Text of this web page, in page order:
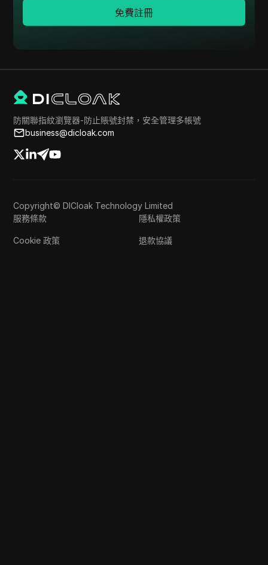
免費註冊
防關聯指紋瀏覽器-防止賬號封禁，安全管理多帳號
business@dicloak.com
Copyright© DICloak Technology Limited
服務條款
隱私權政策
Cookie 政策 退款協議